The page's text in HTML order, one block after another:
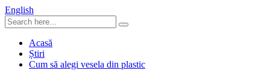
English
Acasă
Știri
Cum să alegi vesela din plastic